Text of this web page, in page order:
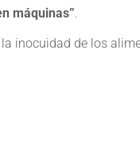
máquinas”.
inocuidad de los